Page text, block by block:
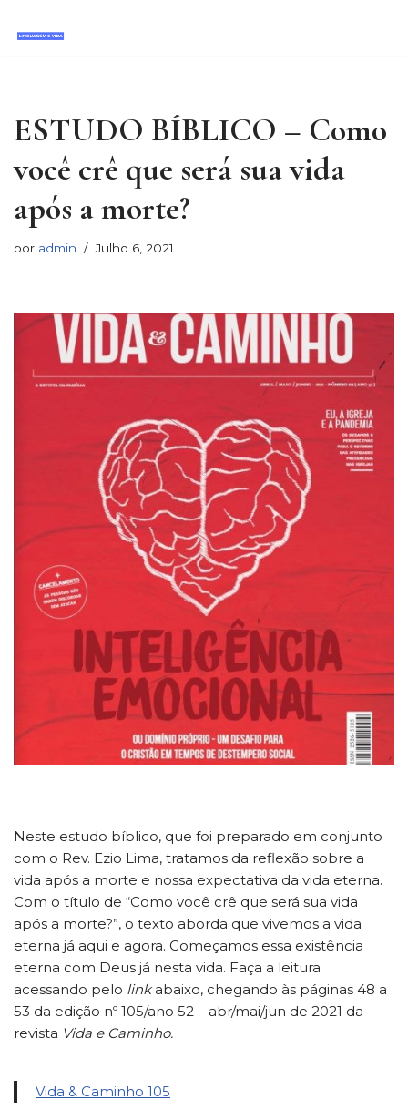
ESTUDO BÍBLICO – Como
você crê que será sua vida
após a morte?
por admin Julho 6, 2021
Neste estudo bíblico, que foi preparado em conjunto
com o Rev. Ezio Lima, tratamos da reflexão sobre a
vida após a morte e nossa expectativa da vida eterna.
Com o título de “Como você crê que será sua vida
após a morte?”, o texto aborda que vivemos a vida
eterna já aqui e agora. Começamos essa existência
eterna com Deus já nesta vida. Faça a leitura
acessando pelo linkabaixo, chegando às páginas 48 a
53 da edição nº 105/ano 52 – abr/mai/jun de 2021 da
revista Vida e Caminho.
Vida & Caminho 105